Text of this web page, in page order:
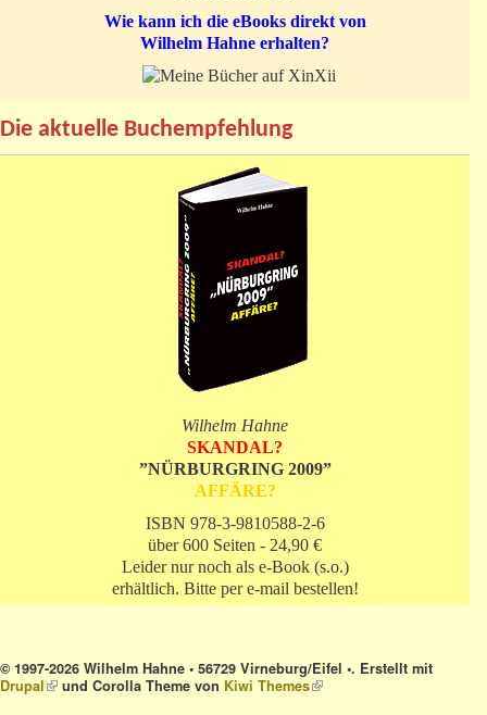
Wie kann ich die eBooks direkt von
Wilhelm Hahne erhalten?
Die aktuelle Buchempfehlung
Wilhelm Hahne
SKANDAL?
”NÜRBURGRING 2009”
AFFÄRE?
ISBN 978-3-9810588-2-6
über 600 Seiten - 24,90 €
Leider nur noch als e-Book (s.o.)
erhältlich. Bitte per e-mail bestellen!
© 1997-2026 Wilhelm Hahne • 56729 Virneburg/Eifel •. Erstellt mit
Drupal(link is external)
und Corolla Theme von Kiwi Themes(link is external)